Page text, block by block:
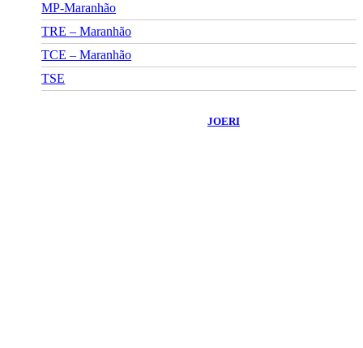
MP-Maranhão
TRE – Maranhão
TCE – Maranhão
TSE
JOERI